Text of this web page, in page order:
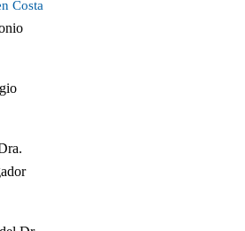
Costa